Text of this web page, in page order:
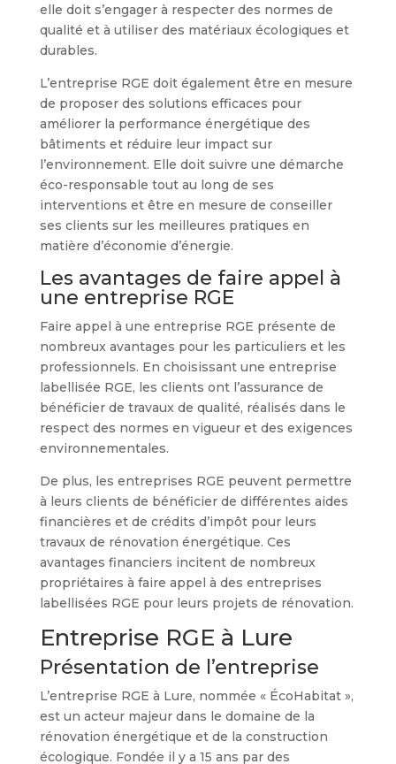
elle doit s’engager à respecter des normes de
qualité et à utiliser des matériaux écologiques et
durables.
L’entreprise RGE doit également être en mesure
de proposer des solutions efficaces pour
améliorer la performance énergétique des
bâtiments et réduire leur impact sur
l’environnement. Elle doit suivre une démarche
éco-responsable tout au long de ses
interventions et être en mesure de conseiller
ses clients sur les meilleures pratiques en
matière d’économie d’énergie.
Les avantages de faire appel à
une entreprise RGE
Faire appel à une entreprise RGE présente de
nombreux avantages pour les particuliers et les
professionnels. En choisissant une entreprise
labellisée RGE, les clients ont l’assurance de
bénéficier de travaux de qualité, réalisés dans le
respect des normes en vigueur et des exigences
environnementales.
De plus, les entreprises RGE peuvent permettre
à leurs clients de bénéficier de différentes aides
financières et de crédits d’impôt pour leurs
travaux de rénovation énergétique. Ces
avantages financiers incitent de nombreux
propriétaires à faire appel à des entreprises
labellisées RGE pour leurs projets de rénovation.
Entreprise RGE à Lure
Présentation de l’entreprise
L’entreprise RGE à Lure, nommée « ÉcoHabitat »,
est un acteur majeur dans le domaine de la
rénovation énergétique et de la construction
écologique. Fondée il y a 15 ans par des